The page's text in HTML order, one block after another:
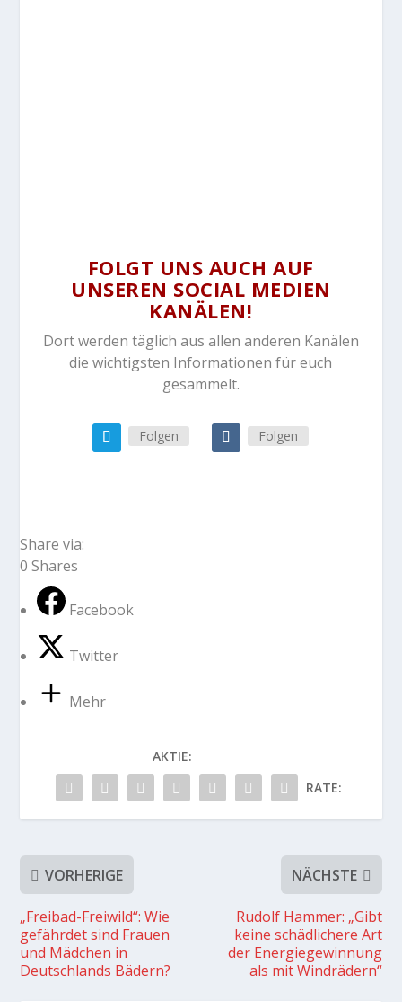
FOLGT UNS AUCH AUF
UNSEREN SOCIAL MEDIEN
KANÄLEN!
Dort werden täglich aus allen anderen Kanälen
die wichtigsten Informationen für euch
gesammelt.
Folgen Folgen
Share via:
0 Shares
Facebook
Twitter
Mehr
AKTIE:
RATE:
VORHERIGE
„Freibad-Freiwild“: Wie
gefährdet sind Frauen
und Mädchen in
Deutschlands Bädern?
NÄCHSTE
Rudolf Hammer: „Gibt
keine schädlichere Art
der Energiegewinnung
als mit Windrädern“